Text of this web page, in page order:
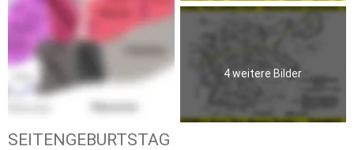
4 weitere Bilder
SEITENGEBURTSTAG